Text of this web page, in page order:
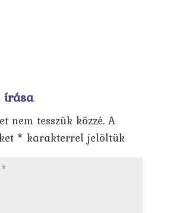
írása
nem tesszük közzé. A
* karakterrel jelöltük